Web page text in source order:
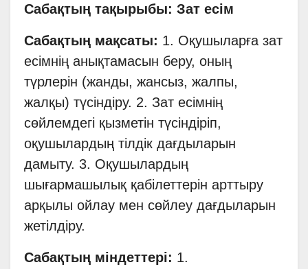
Сабақтың тақырыбы: Зат есім
Сабақтың мақсаты: 1. Оқушыларға зат
есімнің анықтамасын беру, оның
түрлерін (жанды, жансыз, жалпы,
жалқы) түсіндіру. 2. Зат есімнің
сөйлемдегі қызметін түсіндіріп,
оқушылардың тілдік дағдыларын
дамыту. 3. Оқушылардың
шығармашылық қабілеттерін арттыру
арқылы ойлау мен сөйлеу дағдыларын
жетілдіру.
Сабақтың міндеттері: 1.